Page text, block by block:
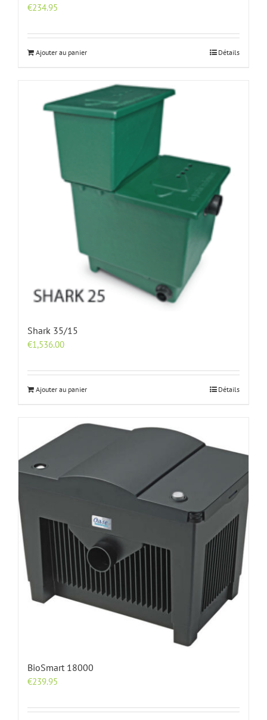
€234.95
Ajouter au panier Détails
Shark 35/15
€1,536.00
Ajouter au panier Détails
BioSmart 18000
€239.95